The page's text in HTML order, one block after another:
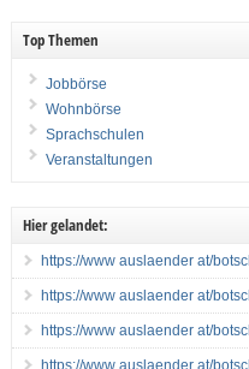
Top Themen
Jobbörse
Wohnbörse
Sprachschulen
Veranstaltungen
Hier gelandet:
https://www auslaender at/
https://www auslaender at/
https://www auslaender at/
https://www auslaender at/